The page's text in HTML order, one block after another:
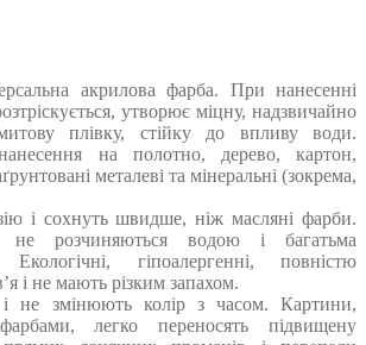
акрилова фарба. При нанесенні
утворює міцну, надзвичайно
плівку, стійку до впливу води.
на полотно, дерево, картон,
металеві та мінеральні (зокрема,
і сохнуть швидше, ніж масляні фарби.
не розчиняються водою і багатьма
Екологічні, гіпоалергенні, повністю
і не мають різким запахом.
не змінюють колір з часом. Картини,
легко переносять підвищену